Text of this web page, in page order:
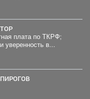
плата по ТКРФ;
уверенность в...
ПИРОГОВ